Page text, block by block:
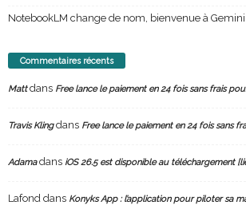
NotebookLM change de nom, bienvenue à
Commentaires récents
Mattdans Free lance le paiement en 24 fois sans frais
Travis Klingdans Free lance le paiement en 24 fois sans
Adamadans iOS 26.5 est disponible au téléchargement
Lafond dans Konyks App : l’application pour piloter sa